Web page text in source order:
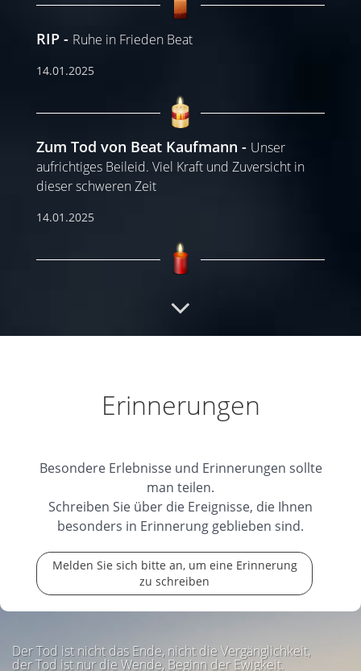
RIP Ruhe in Frieden Beat
14.01.2025
Zum Tod von Beat Kaufmann
Unser
aufrichtiges Beileid. Viel Kraft und Zuversicht in
dieser schweren Zeit
14.01.2025
Beat, ruhe in Frieden und das ewige Licht leuchte
Dir.
der Trauerfamilie. Ruhe in Frieden, Beat. Mac
13.01.2025
Erinnerungen
Besondere Erlebnisse und Erinnerungen sollte
man teilen.
Schreiben Sie über die Ereignisse, die Ihnen
besonders in Erinnerung geblieben sind.
Melden Sie sich bitte an, um eine Erinnerung
zu schreiben
Der Tod ist nicht das Ende, nicht die Vergänglichkeit,
der Tod ist nur die Wende, Beginn der Ewigkeit.